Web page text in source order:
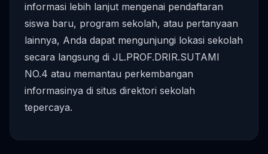
informasi lebih lanjut mengenai pendaftaran
siswa baru, program sekolah, atau pertanyaan
lainnya, Anda dapat mengunjungi lokasi sekolah
secara langsung di JL.PROF.DRIR.SUTAMI
NO.4 atau memantau perkembangan
informasinya di situs direktori sekolah
tepercaya.